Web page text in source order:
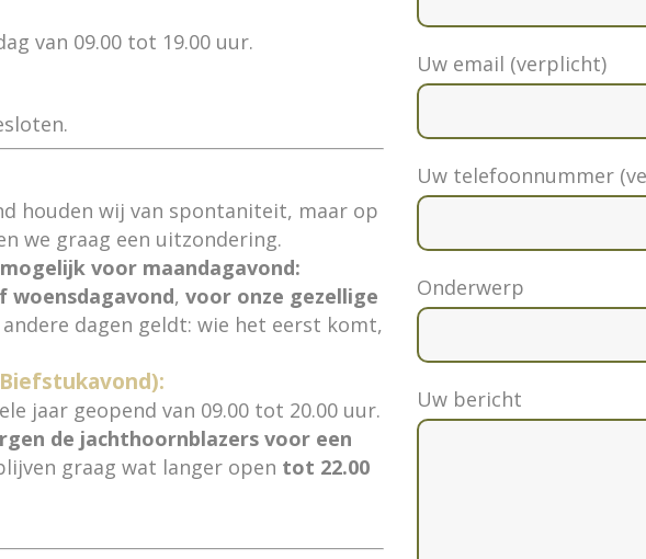
van 09.00 tot 19.00 uur.
houden wij van spontaniteit, maar op
we graag een uitzondering.
voor maandagavond:
woensdagavond, voor onze gezellige
dagen geldt: wie het eerst komt,
jaar geopend van 09.00 tot 20.00 uur.
de jachthoornblazers voor een
graag wat langer open tot 22.00
leeg
laten.
Uw email (verplicht)
Uw telefoonnummer
Onderwerp
Uw bericht